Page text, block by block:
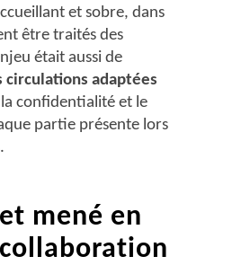
et sobre, dans
être traités des
était aussi de
circulations adaptées
confidentialité et le
partie présente lors
mené en